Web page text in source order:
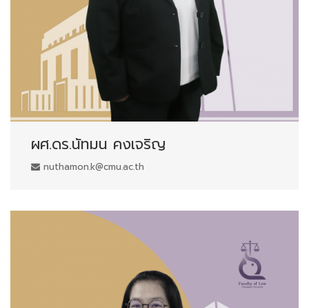
ผศ.ดร.นัทมน คงเจริญ
nuthamon.k@cmu.ac.th